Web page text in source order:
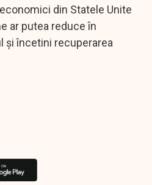
din Statele Unite
ar putea reduce în
și încetini recuperarea